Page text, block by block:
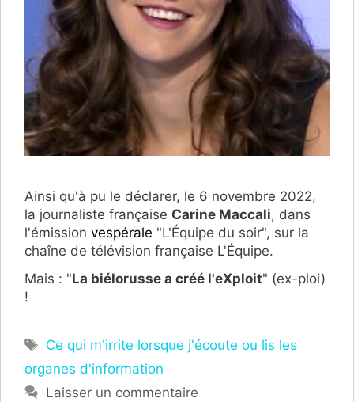
Ainsi qu'à pu le déclarer, le 6 novembre 2022,
la journaliste française Carine Maccali, dans
l'émission vespérale "L'Équipe du soir", sur la
chaîne de télévision française L'Équipe.
Mais : "La biélorusse a créé l'eXploit" (ex-ploi)
!
Étiquettes
Ce qui m'irrite lorsque j'écoute ou lis les
organes d'information
Laisser un commentaire